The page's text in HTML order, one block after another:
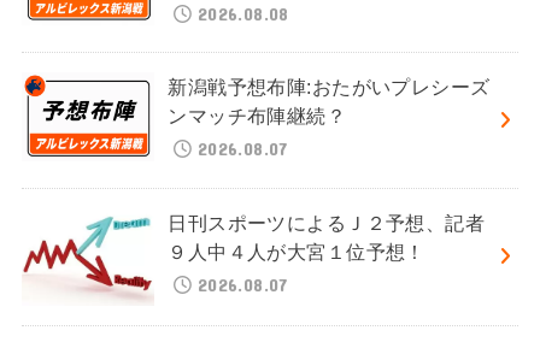
2026.08.08
新潟戦予想布陣:おたがいプレシーズ
ンマッチ布陣継続？
2026.08.07
日刊スポーツによるＪ２予想、記者
９人中４人が大宮１位予想！
2026.08.07